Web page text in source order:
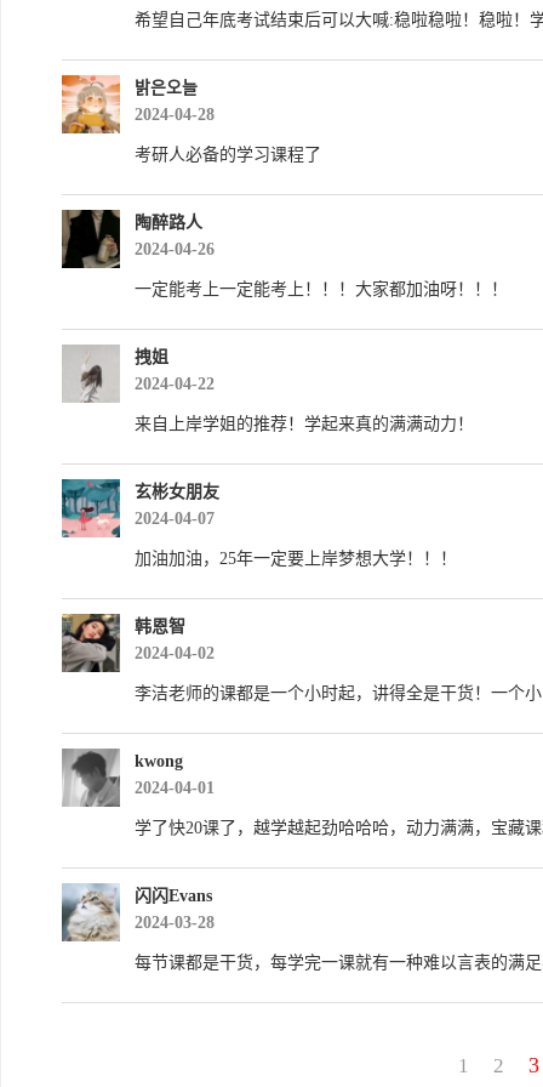
希望自己年底考试结束后可以大喊:稳啦稳啦！稳啦！
밝은오늘
2024-04-28
考研人必备的学习课程了
陶醉路人
2024-04-26
一定能考上一定能考上！！！大家都加油呀！！！
拽姐
2024-04-22
来自上岸学姐的推荐！学起来真的满满动力！
玄彬女朋友
2024-04-07
加油加油，25年一定要上岸梦想大学！！！
韩恩智
2024-04-02
李洁老师的课都是一个小时起，讲得全是干货！一个
kwong
2024-04-01
学了快20课了，越学越起劲哈哈哈，动力满满，宝藏
闪闪Evans
2024-03-28
每节课都是干货，每学完一课就有一种难以言表的满
1 2 3